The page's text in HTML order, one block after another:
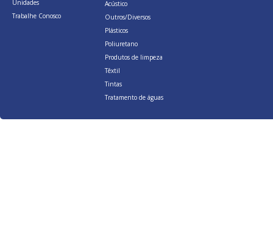
Unidades
Trabalhe Conosco
Acústico
Outros/Diversos
Plásticos
Poliuretano
Produtos de limpeza
Têxtil
Tintas
Tratamento de águas